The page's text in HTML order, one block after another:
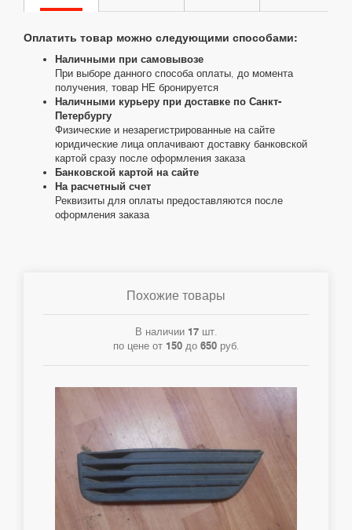
Оплатить товар можно следующими способами:
Наличными при самовывозе
При выборе данного способа оплаты, до момента
получения, товар НЕ бронируется
Наличными курьеру при доставке по Санкт-
Петербургу
Физические и незарегистрированные на сайте
юридические лица оплачивают доставку банковской
картой сразу после оформления заказа
Банковской картой на сайте
На расчетный счет
Реквизиты для оплаты предоставляются после
оформления заказа
Похожие товары
В наличии 17шт.
по цене от 150до 650руб.